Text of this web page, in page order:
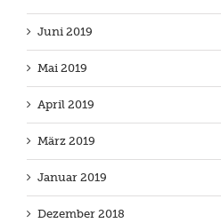
Juni 2019
Mai 2019
April 2019
März 2019
Januar 2019
Dezember 2018